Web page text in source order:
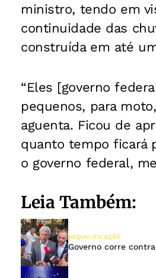
ministro, tendo em
continuidade das
construída em até
“Eles [governo
pequenos, para
aguenta. Ficou de
quanto tempo ficará
o governo federal,
Leia Também:
REQUALIFICAÇÃO
Governo corre